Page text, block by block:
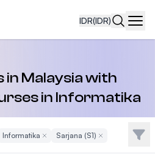
IDR(IDR)
in Malaysia with
in Informatika
Filter
Informatika Remove Filter
Sarjana (S1) Remove FilterFilter